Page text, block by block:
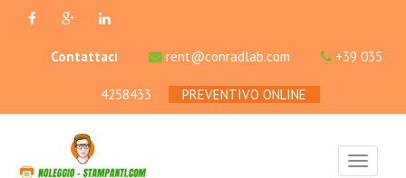
Contattaci rent@conradlab.com +39 035
4258433 PREVENTIVO ONLINE